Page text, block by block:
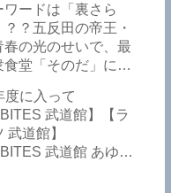
】【LOVEBITES
Of Change】
でい、D-A-Dの新
ス・ディッキンソ
どです～しながわロ
オ【追記複数あり】
ワードは「裏さら
？五反田の帝王・
春の光のせいで、最
食堂「そのだ」に入
ば青春の光 五反田
度に入って
武道館】【ラ
武道館】
武道館 あゆ